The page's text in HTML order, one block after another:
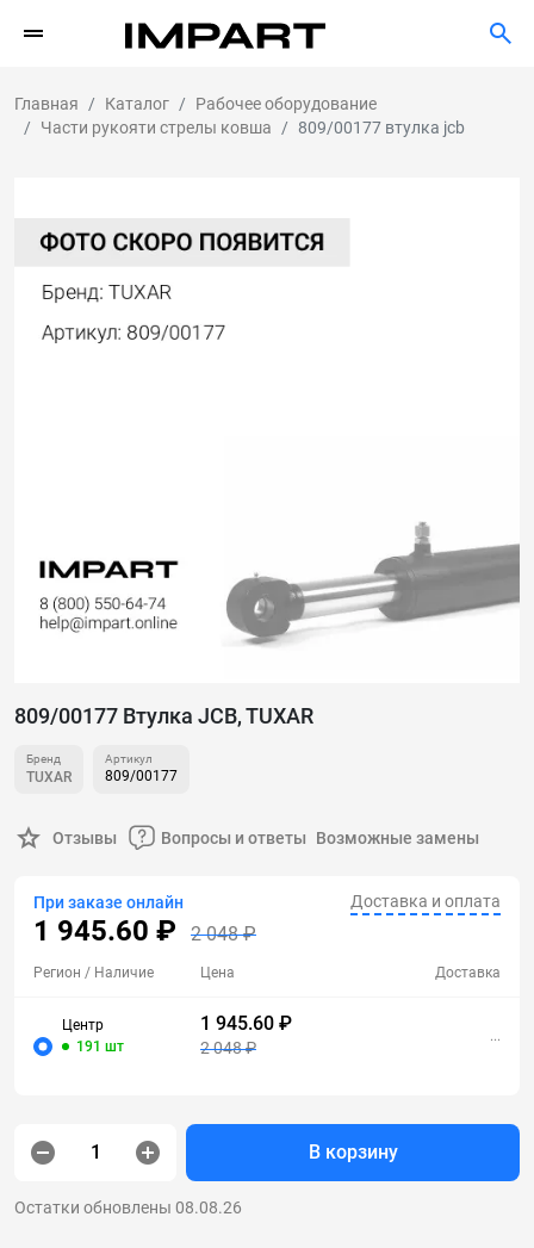
Главная Каталог
Рабочее оборудование
Части рукояти стрелы ковша
809/00177 втулка jcb
809/00177 Втулка JCB, TUXAR
Бренд
TUXAR
Артикул
809/00177
Отзывы Вопросы и ответы Возможные замены
При заказе онлайн
1 945.60 ₽ 2 048 ₽
Доставка и оплата
Регион / Наличие Цена Доставка
Центр
191 шт
1 945.60 ₽
2 048 ₽
...
В корзину
Остатки обновлены 08.08.26